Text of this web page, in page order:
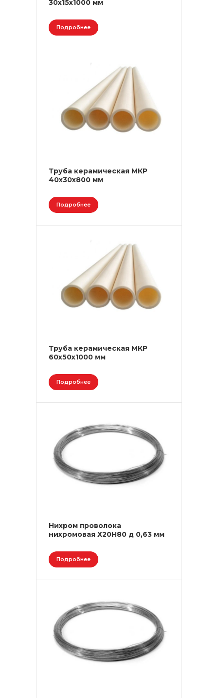
30х15х1000 мм
Подробнее
Труба керамическая МКР
40х30х800 мм
Подробнее
Труба керамическая МКР
60х50х1000 мм
Подробнее
Нихром проволока
нихромовая Х20Н80 д 0,63 мм
Подробнее